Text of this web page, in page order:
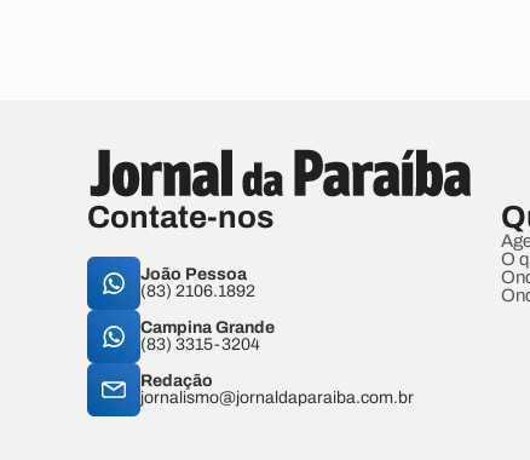
Contate-nos
João Pessoa
(83) 2106.1892
Campina Grande
(83) 3315-3204
Redação
jornalismo@jornaldaparaiba.com.br
O